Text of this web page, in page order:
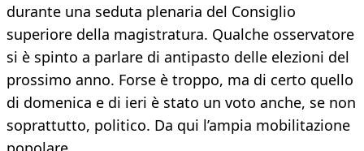
durante una seduta plenaria del Consiglio
superiore della magistratura. Qualche osservatore
si è spinto a parlare di antipasto delle elezioni del
prossimo anno. Forse è troppo, ma di certo quello
di domenica e di ieri è stato un voto anche, se non
soprattutto, politico. Da qui l’ampia mobilitazione